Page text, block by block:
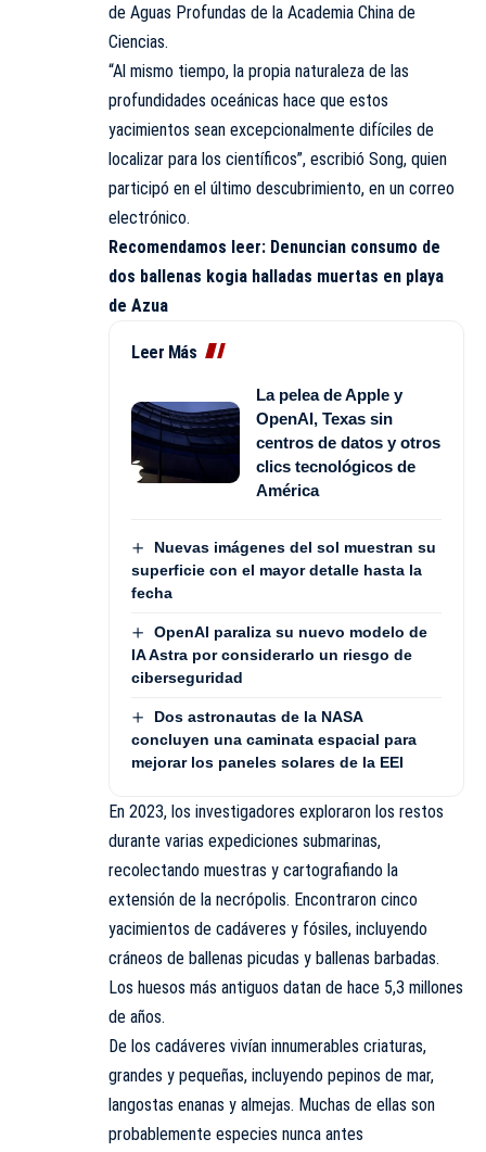
de Aguas Profundas de la Academia China de
Ciencias.
“Al mismo tiempo, la propia naturaleza de las
profundidades oceánicas hace que estos
yacimientos sean excepcionalmente difíciles de
localizar para los científicos”, escribió Song, quien
participó en el último descubrimiento, en un correo
electrónico.
Recomendamos leer: Denuncian consumo de
dos ballenas kogia halladas muertas en playa
de Azua
Leer Más
La pelea de Apple y
OpenAI, Texas sin
centros de datos y otros
clics tecnológicos de
América
Nuevas imágenes del sol muestran su
superficie con el mayor detalle hasta la
fecha
OpenAI paraliza su nuevo modelo de
IA Astra por considerarlo un riesgo de
ciberseguridad
Dos astronautas de la NASA
concluyen una caminata espacial para
mejorar los paneles solares de la EEI
En 2023, los investigadores exploraron los restos
durante varias expediciones submarinas,
recolectando muestras y cartografiando la
extensión de la necrópolis. Encontraron cinco
yacimientos de cadáveres y fósiles, incluyendo
cráneos de ballenas picudas y ballenas barbadas.
Los huesos más antiguos datan de hace 5,3 millones
de años.
De los cadáveres vivían innumerables criaturas,
grandes y pequeñas, incluyendo pepinos de mar,
langostas enanas y almejas. Muchas de ellas son
probablemente especies nunca antes